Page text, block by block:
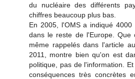
du nucléaire des différents
chiffres beaucoup plus bas.
En 2005, l'OMS a indiqué
dans le reste de l'Europe. Que
même rappelés dans l'article
2011, montre bien qu'on est
politique, pas de l'information.
conséquences très concrètes